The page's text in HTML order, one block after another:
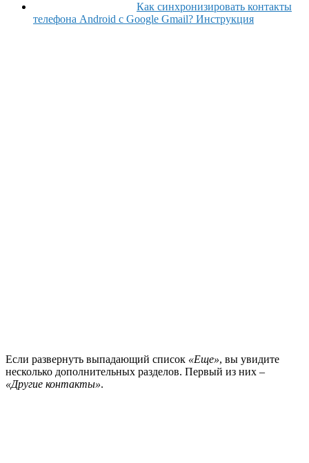
Как синхронизировать контакты
телефона Android с Google Gmail? Инструкция
Если развернуть выпадающий список «Еще», вы увидите
несколько дополнительных разделов. Первый из них –
«Другие контакты».